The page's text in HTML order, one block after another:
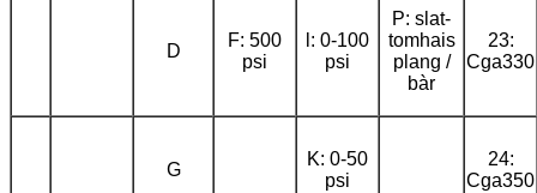
D
F: 500
psi
l: 0-100
psi
P: slat-
tomhais
plang /
bàr
23:
Cga330
G
K: 0-50
psi
24:
Cga350